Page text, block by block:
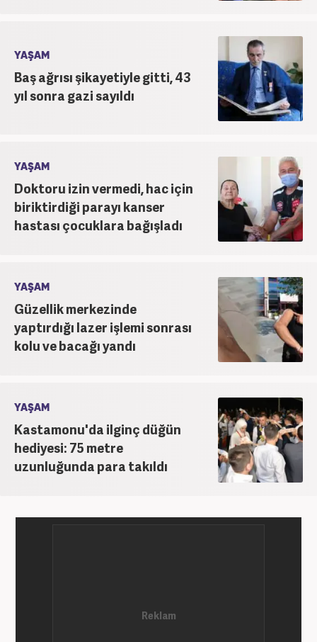
YAŞAM
Baş ağrısı şikayetiyle gitti, 43
yıl sonra gazi sayıldı
YAŞAM
Doktoru izin vermedi, hac için
biriktirdiği parayı kanser
hastası çocuklara bağışladı
YAŞAM
Güzellik merkezinde
yaptırdığı lazer işlemi sonrası
kolu ve bacağı yandı
YAŞAM
Kastamonu'da ilginç düğün
hediyesi: 75 metre
uzunluğunda para takıldı